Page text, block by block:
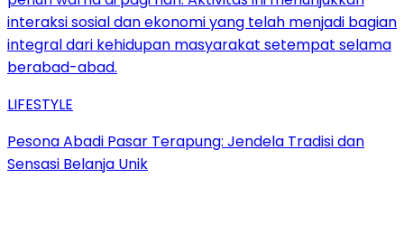
LIFESTYLE
Pesona Abadi Pasar Terapung: Jendela Tradisi dan
Sensasi Belanja Unik